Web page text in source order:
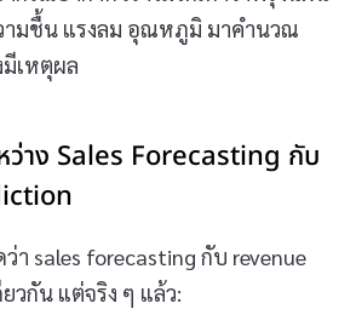
ามชื้น แรงลม อุณหภูมิ มาคำนวณ
เหตุผล
ว่าง Sales Forecasting กับ
า sales forecasting กับ revenue
วกัน แต่จริง ๆ แล้ว: